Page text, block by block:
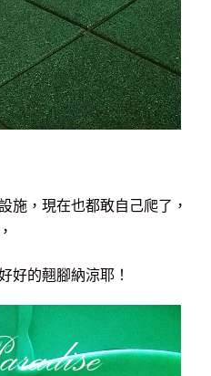
施，現在也都敢自己爬了，
好的翹腳納涼耶！